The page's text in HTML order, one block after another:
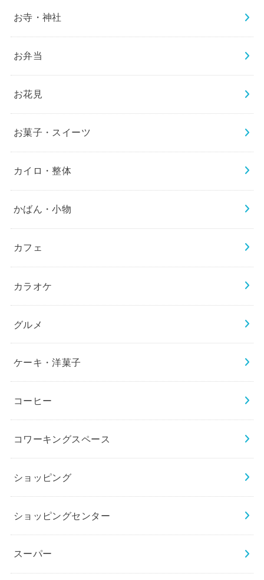
お寺・神社
お弁当
お花見
お菓子・スイーツ
カイロ・整体
かばん・小物
カフェ
カラオケ
グルメ
ケーキ・洋菓子
コーヒー
コワーキングスペース
ショッピング
ショッピングセンター
スーパー